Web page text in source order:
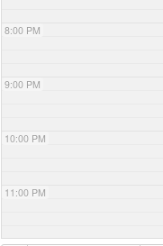
8:00 PM
9:00 PM
10:00 PM
11:00 PM